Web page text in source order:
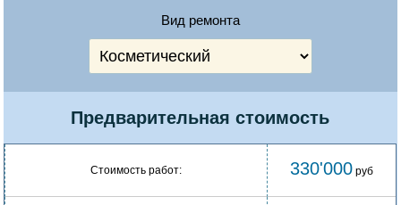
Вид ремонта
Предварительная стоимость
Стоимость работ: 330'000 руб